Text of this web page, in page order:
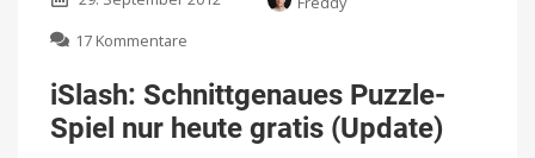
17 Kommentare
Schnittgenaues
Puzzle-
Spiel
iSlash: Schnittgenaues Puzzle-
Spiel nur heute gratis (Update)